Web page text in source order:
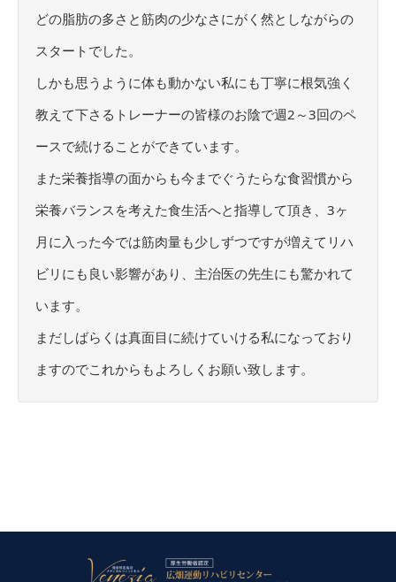
どの脂肪の多さと筋肉の少なさにがく然としながらの
スタートでした。
しかも思うように体も動かない私にも丁寧に根気強く
教えて下さるトレーナーの皆様のお陰で週2～3回のペ
ースで続けることができています。
また栄養指導の面からも今までぐうたらな食習慣から
栄養バランスを考えた食生活へと指導して頂き、3ヶ
月に入った今では筋肉量も少しずつですが増えてリハ
ビリにも良い影響があり、主治医の先生にも驚かれて
います。
まだしばらくは真面目に続けていける私になっており
ますのでこれからもよろしくお願い致します。